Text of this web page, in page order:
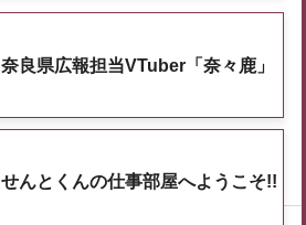
奈良県広報担当VTuber「奈々鹿」
せんとくんの仕事部屋へようこそ!!